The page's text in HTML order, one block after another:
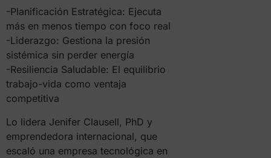
-Planificación Estratégica: Ejecuta
más en menos tiempo con foco real
-Liderazgo: Gestiona la presión
sistémica sin perder energía
-Resiliencia Saludable: El equilibrio
trabajo-vida como ventaja
competitiva
Lo lidera Jenifer Clausell, PhD y
emprendedora internacional, que
escaló una empresa tecnológica en